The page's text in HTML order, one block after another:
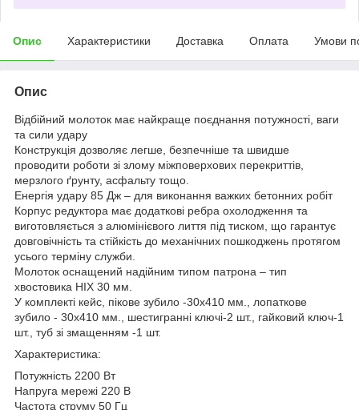
Опис Характеристики Доставка Оплата Умови
Опис
Відбійний молоток має найкраще поєднання потужності, ваги
та сили удару
Конструкція дозволяє легше, безпечніше та швидше
проводити роботи зі злому міжповерхових перекриттів,
мерзлого ґрунту, асфальту тощо.
Енергія удару 85 Дж – для виконання важких бетонних робіт
Корпус редуктора має додаткові ребра охолодження та
виготовляється з алюмінієвого лиття під тиском, що гарантує
довговічність та стійкість до механічних пошкоджень протягом
усього терміну служби.
Молоток оснащений надійним типом патрона – тип
хвостовика НІХ 30 мм.
У комплекті кейс, пікове зубило -30х410 мм., лопаткове
зубило - 30х410 мм., шестигранні ключі-2 шт., гайковий ключ-1
шт., туб зі змащенням -1 шт.
Характеристика:
Потужність 2200 Вт
Напруга мережі 220 В
Частота струму 50 Гц